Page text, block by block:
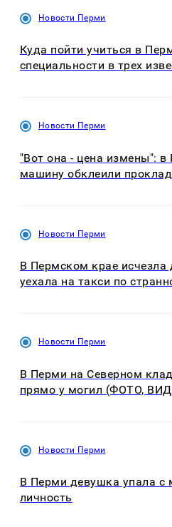
Новости Перми
Куда пойти учиться в
специальности в трех
Новости Перми
"Вот она - цена измены":
машину обклеили
Новости Перми
В Пермском крае исчезла
уехала на такси по
Новости Перми
В Перми на Северном
прямо у могил (ФОТО,
Новости Перми
В Перми девушка упала с
личность